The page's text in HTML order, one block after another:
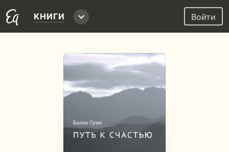
КНИГИ Войти